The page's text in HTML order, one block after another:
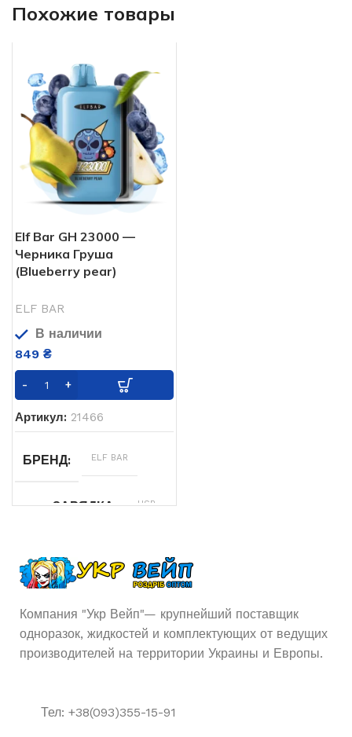
Похожие товары
Elf Bar GH 23000 —
Черника Груша
(Blueberry pear)
ELF BAR
В наличии
849 ₴
Артикул: 21466
БРЕНД ELF BAR
USB ЗАРЯДКА
USB
ТИП POD СИСТЕМЫ Одноразовая
ОБЬЕМ 23 мл
АКУМУЛЯТОР
850
ЗАТЯЖЕК 23000
Компания "Укр Вейп"— крупнейший поставщик
одноразок, жидкостей и комплектующих от ведущих
производителей на территории Украины и Европы.
Тел: +38(093)355-15-91